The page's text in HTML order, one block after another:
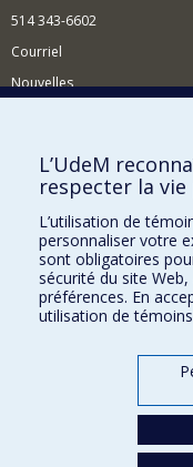
514 343-6602
Courriel
Nouvelles
Comment soutenir le
BESOIN D'AIDE?
Plan du site
Signaler une erreur
Accessibilité
FACULTÉ DES ARTS ET
Nos départements et écoles
L’UdeM
respecter la vie
L’utilisation de
personnaliser votre
sont obligatoires
sécurité du site
préférences. En
utilisation de